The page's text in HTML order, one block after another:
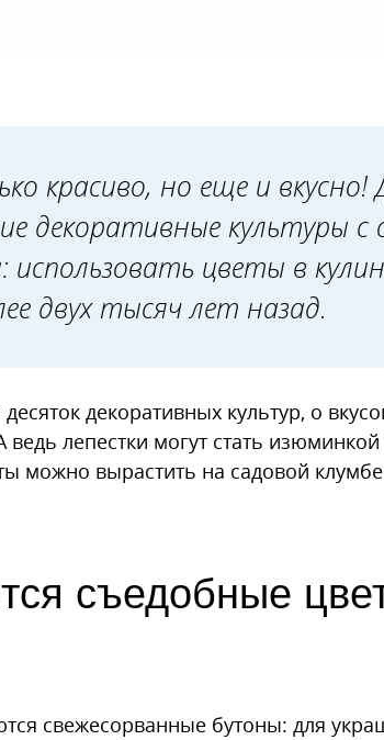
красиво, но еще и вкусно!
декоративные культуры с
цветы в
двух тысяч лет назад.
декоративных культур, о
лепестки могут стать
можно вырастить на садовой
съедобные
свежесорванные бутоны: для